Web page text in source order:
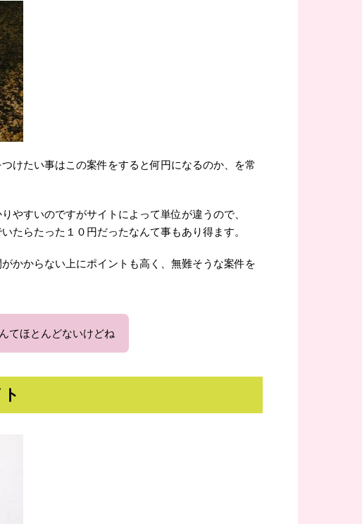
けたい事はこの案件をすると何円になるのか、を常
やすいのですがサイトによって単位が違うので、
たらたった１０円だったなんて事もあり得ます。
かからない上にポイントも高く、無難そうな案件を
てほとんどないけどね